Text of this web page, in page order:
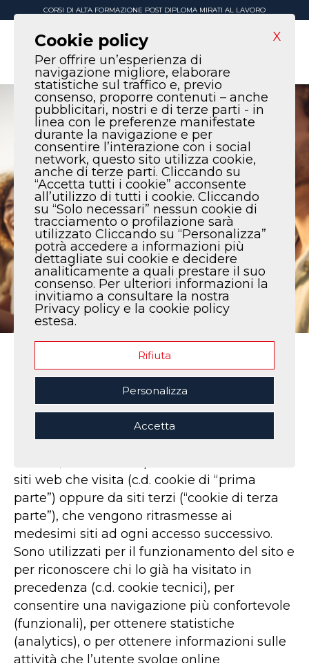
CORSI DI ALTA FORMAZIONE POST DIPLOMA MIRATI AL LAVORO
Cosa sono i cookie
Questo sito fa uso di cookie. I cookie sono
stringhe di testo, formate da lettere e
siti web che visita (c.d. cookie di “prima
parte”) oppure da siti terzi (“cookie di terza
parte”), che vengono ritrasmesse ai
medesimi siti ad ogni accesso successivo.
Sono utilizzati per il funzionamento del sito e
per riconoscere chi lo già ha visitato in
precedenza (c.d. cookie tecnici), per
consentire una navigazione più confortevole
(funzionali), per ottenere statistiche
(analytics), o per ottenere informazioni sulle
attività che l’utente svolge online
X
Cookie policy
Per offrire un’esperienza di
navigazione migliore, elaborare
statistiche sul traffico e, previo
consenso, proporre contenuti – anche
pubblicitari, nostri e di terze parti - in
linea con le preferenze manifestate
durante la navigazione e per
consentire l’interazione con i social
network, questo sito utilizza cookie,
anche di terze parti. Cliccando su
“Accetta tutti i cookie” acconsente
all’utilizzo di tutti i cookie. Cliccando
su “Solo necessari” nessun cookie di
tracciamento o profilazione sarà
utilizzato Cliccando su “Personalizza”
potrà accedere a informazioni più
dettagliate sui cookie e decidere
analiticamente a quali prestare il suo
consenso. Per ulteriori informazioni la
invitiamo a consultare la nostra
Privacy policy e la cookie policy
estesa.
Rifiuta
Personalizza
Accetta